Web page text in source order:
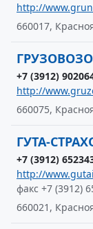
http://
660017,
+7 (3912)
http://
660075,
ГУТА-
+7 (3912)
http://
факс +7 (3912)
660021,